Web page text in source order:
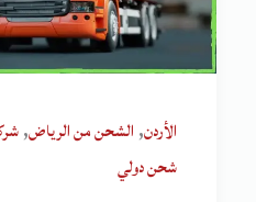
الأردن, الشحن من الرياض,
شحن دولي